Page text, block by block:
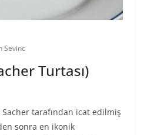
Sevinc
Turtası)
tarafından icat edilmiş
sonra en ikonik